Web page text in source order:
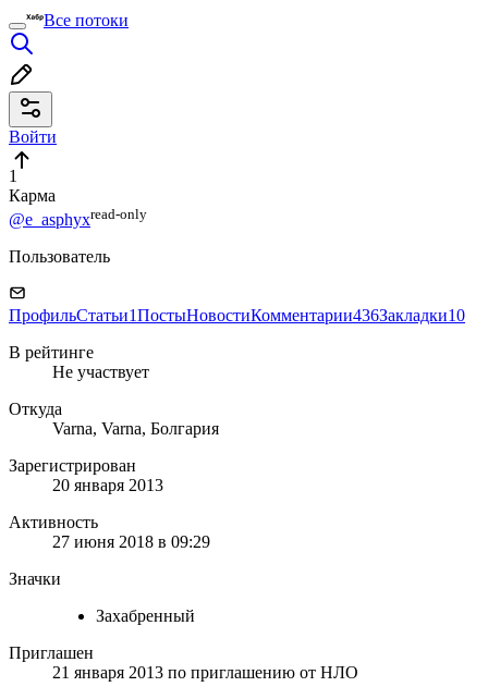
Все потоки
Войти
1
Карма
@e_asphyxread⁠-⁠only
Пользователь
ПрофильСтатьи1ПостыНовостиКомментарии436Закладки10
В рейтинге
Не участвует
Откуда
Varna, Varna, Болгария
Зарегистрирован
20 января 2013
Активность
27 июня 2018 в 09:29
Значки
Захабренный
Приглашен
21 января 2013 по приглашению от НЛО